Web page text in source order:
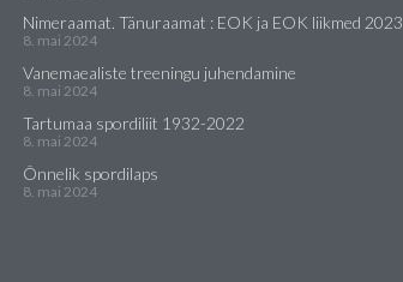
Nimeraamat. Tänuraamat : EOK ja EOK liikmed 2023
8. mai 2024
Vanemaealiste treeningu juhendamine
8. mai 2024
Tartumaa spordiliit 1932-2022
8. mai 2024
Õnnelik spordilaps
8. mai 2024